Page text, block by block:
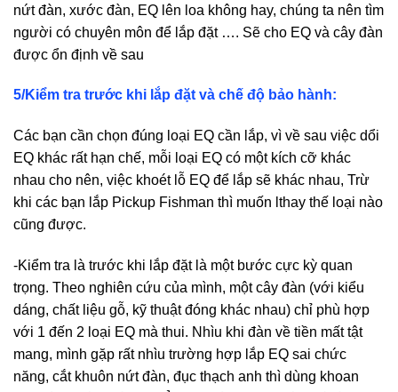
nứt đàn, xước đàn, EQ lên loa không hay, chúng ta nên tìm
người có chuyên môn để lắp đặt …. Sẽ cho EQ và cây đàn
được ổn định về sau
5/Kiểm tra trước khi lắp đặt và chế độ bảo hành:
Các bạn cần chọn đúng loại EQ cần lắp, vì về sau việc dổi
EQ khác rất hạn chế, mỗi loại EQ có một kích cỡ khác
nhau cho nên, việc khoét lỗ EQ để lắp sẽ khác nhau, Trừ
khi các bạn lắp Pickup Fishman thì muốn lthay thế loại nào
cũng được.
-Kiểm tra là trước khi lắp đặt là một bước cực kỳ quan
trọng. Theo nghiên cứu của mình, một cây đàn (với kiểu
dáng, chất liệu gỗ, kỹ thuật đóng khác nhau) chỉ phù hợp
với 1 đến 2 loại EQ mà thui. Nhìu khi đàn về tiền mất tật
mang, mình gặp rất nhìu trường hợp lắp EQ sai chức
năng, cắt khuôn nứt đàn, đục thạch anh thì dùng khoan